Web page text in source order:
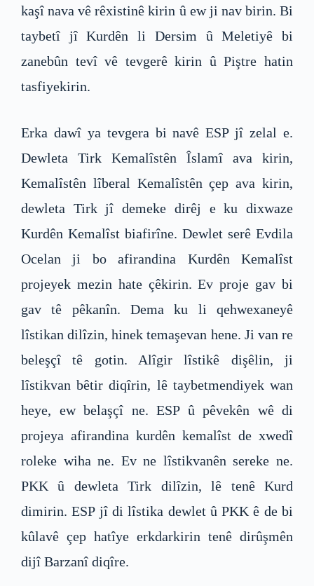
kaşî nava vê rêxistinê kirin û ew ji nav birin. Bi
taybetî jî Kurdên li Dersim û Meletiyê bi
zanebûn tevî vê tevgerê kirin û Piştre hatin
tasfiyekirin.
Erka dawî ya tevgera bi navê ESP jî zelal e.
Dewleta Tirk Kemalîstên Îslamî ava kirin,
Kemalîstên lîberal Kemalîstên çep ava kirin,
dewleta Tirk jî demeke dirêj e ku dixwaze
Kurdên Kemalîst biafirîne. Dewlet serê Evdila
Ocelan ji bo afirandina Kurdên Kemalîst
projeyek mezin hate çêkirin. Ev proje gav bi
gav tê pêkanîn. Dema ku li qehwexaneyê
lîstikan dilîzin, hinek temaşevan hene. Ji van re
beleşçî tê gotin. Alîgir lîstikê dişêlin, ji
lîstikvan bêtir diqîrin, lê taybetmendiyek wan
heye, ew belaşçî ne. ESP û pêvekên wê di
projeya afirandina kurdên kemalîst de xwedî
roleke wiha ne. Ev ne lîstikvanên sereke ne.
PKK û dewleta Tirk dilîzin, lê tenê Kurd
dimirin. ESP jî di lîstika dewlet û PKK ê de bi
kûlavê çep hatîye erkdarkirin tenê dirûşmên
dijî Barzanî diqîre.